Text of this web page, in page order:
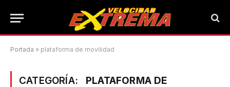
Portada » plataforma de movilidad
CATEGORÍA:
PLATAFORMA DE